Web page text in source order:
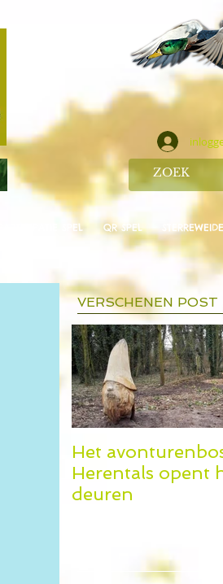
PARTICIPATIE SPEL QR SPEL STERREWEIDE
VERSCHENEN POST
Het
Herentals opent
deuren